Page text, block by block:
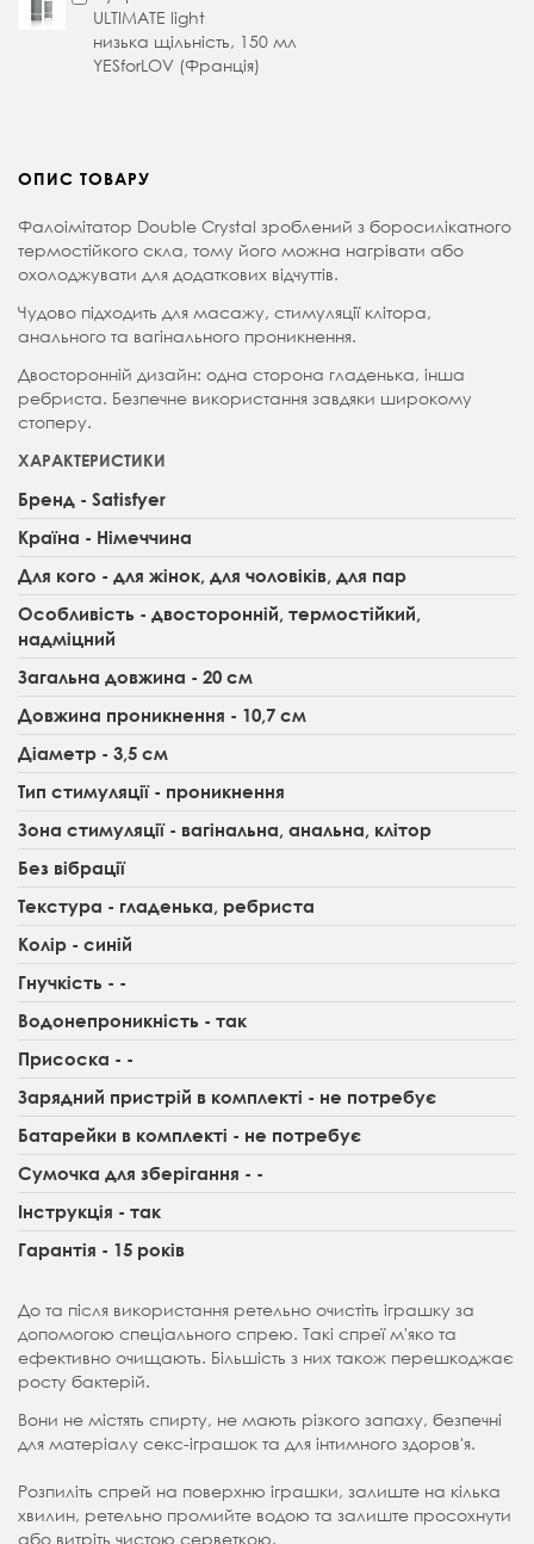
ULTIMATE light
низька щільність, 150 мл
YESforLOV (Франція)
ОПИС ТОВАРУ
Фалоімітатор Double Crystal зроблений з боросилікатного
термостійкого скла, тому його можна нагрівати або
охолоджувати для додаткових відчуттів.
Чудово підходить для масажу, стимуляції клітора,
анального та вагінального проникнення.
Двосторонній дизайн: одна сторона гладенька, інша
ребриста. Безпечне використання завдяки широкому
стоперу.
ХАРАКТЕРИСТИКИ
Бренд - Satisfyer
Країна - Німеччина
Для кого - для жінок, для чоловіків, для пар
Особливість - двосторонній, термостійкий,
надміцний
Загальна довжина - 20 см
Довжина проникнення - 10,7 см
Діаметр - 3,5 см
Тип стимуляції - проникнення
Зона стимуляції - вагінальна, анальна, клітор
Без вібрації
Текстура - гладенька, ребриста
Колір - синій
Гнучкість - -
Водонепроникність - так
Присоска - -
Зарядний пристрій в комплекті - не потребує
Батарейки в комплекті - не потребує
Сумочка для зберігання - -
Інструкція - так
Гарантія - 15 років
До та після використання ретельно очистіть іграшку за
допомогою спеціального спрею. Такі спреї м'яко та
ефективно очищають. Більшість з них також перешкоджає
росту бактерій.
Вони не містять спирту, не мають різкого запаху, безпечні
для матеріалу секс-іграшок та для інтимного здоров'я.
Розпиліть спрей на поверхню іграшки, залиште на кілька
хвилин, ретельно промийте водою та залиште просохнути
або витріть чистою серветкою.